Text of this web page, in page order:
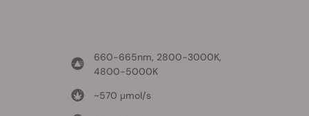
660-665nm, 2800-3000K,
4800-5000K
~570 μmol/s